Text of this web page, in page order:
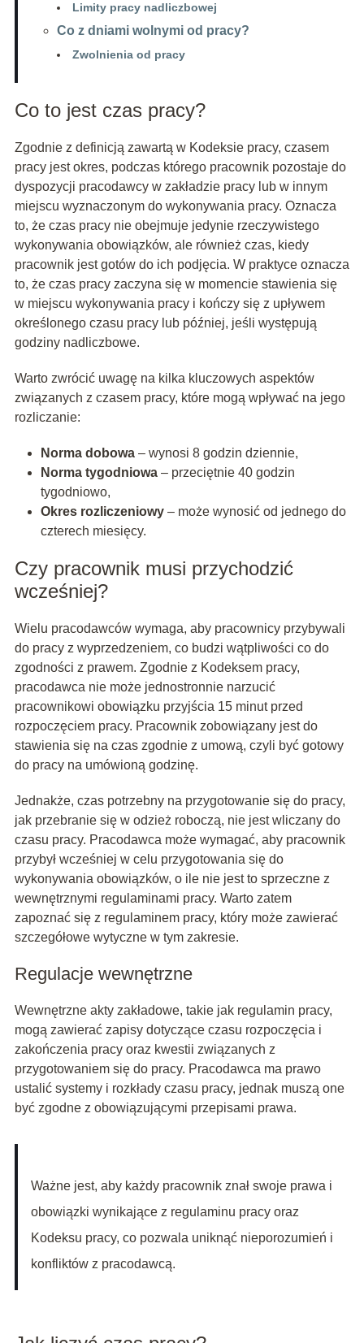
Limity pracy nadliczbowej
Co z dniami wolnymi od pracy?
Zwolnienia od pracy
Co to jest czas pracy?
Zgodnie z definicją zawartą w Kodeksie pracy, czasem
pracy jest okres, podczas którego pracownik pozostaje do
dyspozycji pracodawcy w zakładzie pracy lub w innym
miejscu wyznaczonym do wykonywania pracy. Oznacza
to, że czas pracy nie obejmuje jedynie rzeczywistego
wykonywania obowiązków, ale również czas, kiedy
pracownik jest gotów do ich podjęcia. W praktyce oznacza
to, że czas pracy zaczyna się w momencie stawienia się
w miejscu wykonywania pracy i kończy się z upływem
określonego czasu pracy lub później, jeśli występują
godziny nadliczbowe.
Warto zwrócić uwagę na kilka kluczowych aspektów
związanych z czasem pracy, które mogą wpływać na jego
rozliczanie:
Norma dobowa– wynosi 8 godzin dziennie,
Norma tygodniowa– przeciętnie 40 godzin
tygodniowo,
Okres rozliczeniowy– może wynosić od jednego do
czterech miesięcy.
Czy pracownik musi przychodzić
wcześniej?
Wielu pracodawców wymaga, aby pracownicy przybywali
do pracy z wyprzedzeniem, co budzi wątpliwości co do
zgodności z prawem. Zgodnie z Kodeksem pracy,
pracodawca nie może jednostronnie narzucić
pracownikowi obowiązku przyjścia 15 minut przed
rozpoczęciem pracy. Pracownik zobowiązany jest do
stawienia się na czas zgodnie z umową, czyli być gotowy
do pracy na umówioną godzinę.
Jednakże, czas potrzebny na przygotowanie się do pracy,
jak przebranie się w odzież roboczą, nie jest wliczany do
czasu pracy. Pracodawca może wymagać, aby pracownik
przybył wcześniej w celu przygotowania się do
wykonywania obowiązków, o ile nie jest to sprzeczne z
wewnętrznymi regulaminami pracy. Warto zatem
zapoznać się z regulaminem pracy, który może zawierać
szczegółowe wytyczne w tym zakresie.
Regulacje wewnętrzne
Wewnętrzne akty zakładowe, takie jak regulamin pracy,
mogą zawierać zapisy dotyczące czasu rozpoczęcia i
zakończenia pracy oraz kwestii związanych z
przygotowaniem się do pracy. Pracodawca ma prawo
ustalić systemy i rozkłady czasu pracy, jednak muszą one
być zgodne z obowiązującymi przepisami prawa.
Ważne jest, aby każdy pracownik znał swoje prawa i
obowiązki wynikające z regulaminu pracy oraz
Kodeksu pracy, co pozwala uniknąć nieporozumień i
konfliktów z pracodawcą.